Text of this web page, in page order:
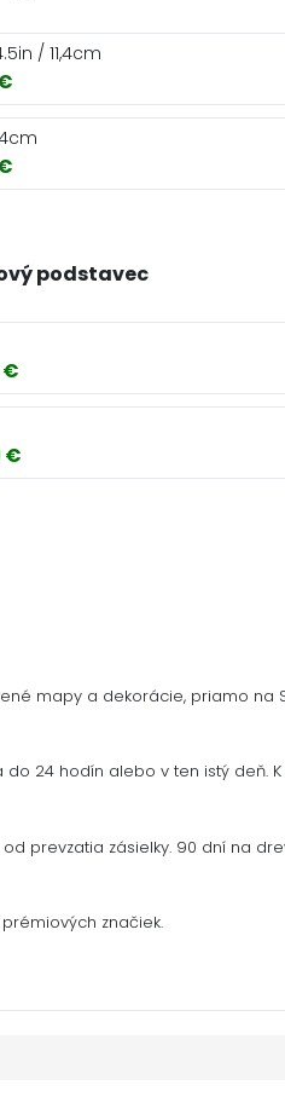
/ 11,4cm
podstavec
€
€
mapy a dekorácie, priamo na
24 hodín alebo v ten istý deň.
prevzatia zásielky. 90 dní na
značiek.